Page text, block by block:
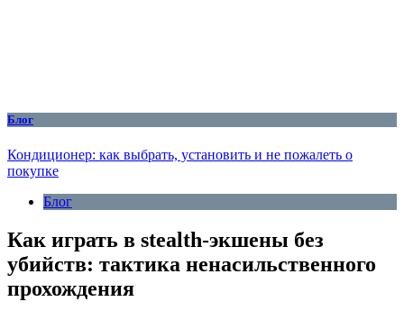
Блог
Кондиционер: как выбрать, установить и не пожалеть о
покупке
Блог
Как играть в stealth-экшены без
убийств: тактика ненасильственного
прохождения